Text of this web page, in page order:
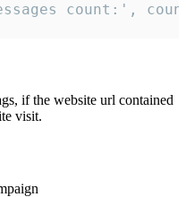
count:',
if the website url contained
visit.